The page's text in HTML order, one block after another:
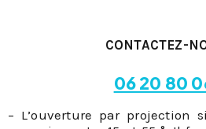
CONTACTEZ-
06 20 80
– L’ouverture par